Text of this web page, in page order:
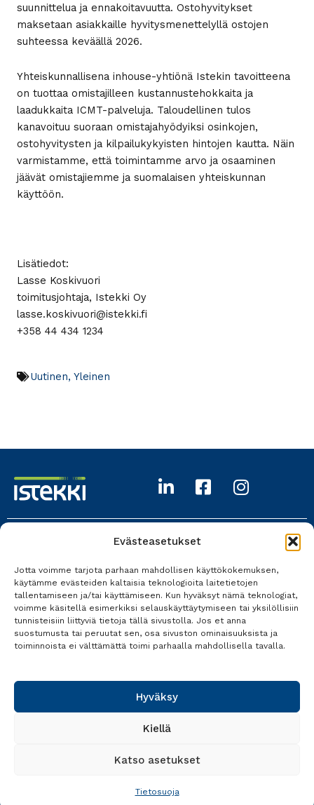
Evästeasetukset
Jotta voimme tarjota parhaan mahdollisen käyttökokemuksen,
käytämme evästeiden kaltaisia teknologioita laitetietojen
tallentamiseen ja/tai käyttämiseen. Kun hyväksyt nämä teknologiat,
voimme käsitellä esimerkiksi selauskäyttäytymiseen tai yksilöllisiin
tunnisteisiin liittyviä tietoja tällä sivustolla. Jos et anna
suostumusta tai peruutat sen, osa sivuston ominaisuuksista ja
toiminnoista ei välttämättä toimi parhaalla mahdollisella tavalla.
Hyväksy
Kiellä
Katso asetukset
Tietosuoja
suunnittelua ja ennakoitavuutta. Ostohyvitykset
maksetaan asiakkaille hyvitysmenettelyllä ostojen
suhteessa keväällä 2026.
Yhteiskunnallisena inhouse-yhtiönä Istekin tavoitteena
on tuottaa omistajilleen kustannustehokkaita ja
laadukkaita ICMT-palveluja. Taloudellinen tulos
kanavoituu suoraan omistajahyödyiksi osinkojen,
ostohyvitysten ja kilpailukykyisten hintojen kautta. Näin
varmistamme, että toimintamme arvo ja osaaminen
jäävät omistajiemme ja suomalaisen yhteiskunnan
käyttöön.
Lisätiedot:
Lasse Koskivuori
toimitusjohtaja, Istekki Oy
lasse.koskivuori@istekki.fi
+358 44 434 1234
Uutinen, Yleinen
017 618 0700
Kaikki yhteystiedot